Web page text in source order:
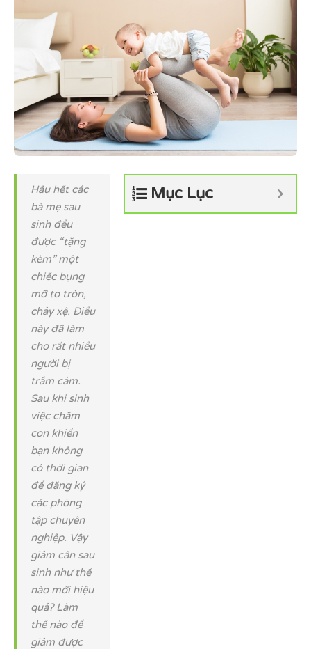
Mục Lục
Hầu hết các
bà mẹ sau
sinh đều
được “tặng
kèm” một
chiếc bụng
mỡ to tròn,
chảy xệ. Điều
này đã làm
cho rất nhiều
người bị
trầm cảm.
Sau khi sinh
việc chăm
con khiến
bạn không
có thời gian
để đăng ký
các phòng
tập chuyên
nghiệp. Vậy
giảm cân sau
sinh như thế
nào mới hiệu
quả? Làm
thế nào để
giảm được